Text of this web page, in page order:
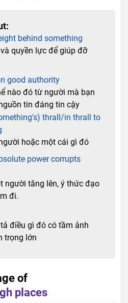
behind something
quyền lực để giúp đỡ
good authority
nào đó từ người mà bạn
tin đáng tin cậy
thrall/in thrall to
hoặc một cái gì đó
power corrupts
người tăng lên, ý thức đạo
đi.
điều gì đó có tầm ảnh
trọng lớn
of
places